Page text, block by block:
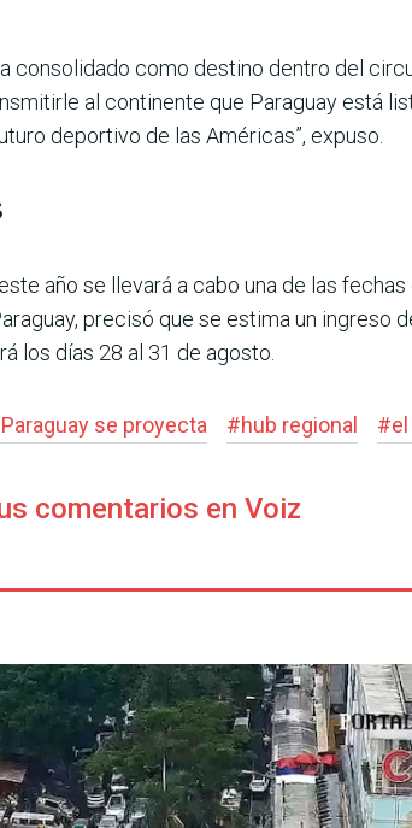
consolidado como destino dentro del
al con­tinente que Paraguay está
deportivo de las Amé­ricas”, expuso.
año se llevará a cabo una de las
precisó que se estima un ingreso
los días 28 al 31 de agosto.
Paraguay se proyecta #hub regional #
comentarios en Voiz